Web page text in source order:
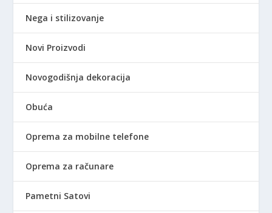
Nega i stilizovanje
Novi Proizvodi
Novogodišnja dekoracija
Obuća
Oprema za mobilne telefone
Oprema za računare
Pametni Satovi